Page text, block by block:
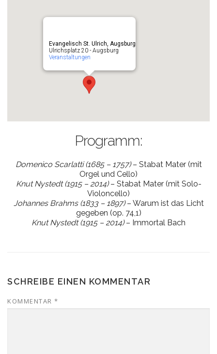
Evangelisch St. Ulrich, Augsburg
Ulrichsplatz 20 - Augsburg
Veranstaltungen
Programm:
Domenico Scarlatti (1685 – 1757)– Stabat Mater (mit
Orgel und Cello)
Knut Nystedt (1915 – 2014)– Stabat Mater (mit Solo-
Violoncello)
Johannes Brahms (1833 – 1897)– Warum ist das Licht
gegeben (op. 74,1)
Knut Nystedt (1915 – 2014)– Immortal Bach
SCHREIBE EINEN KOMMENTAR
KOMMENTAR *